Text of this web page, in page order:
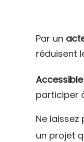
Par un
réduisent
Accessible
participer
Ne
un projet